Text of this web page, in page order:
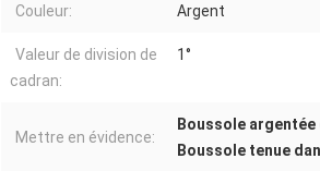
Couleur: Argent
Valeur de division de
cadran:
1°
Mettre en évidence:
Boussole
Boussole tenue